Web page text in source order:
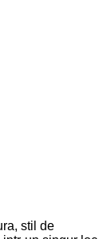
stil de